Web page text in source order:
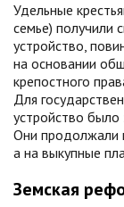
Удельные
семье) получили
устройство,
на основании
крепостного
Для
устройство было
Они продолжали
а на выкупные
Земская